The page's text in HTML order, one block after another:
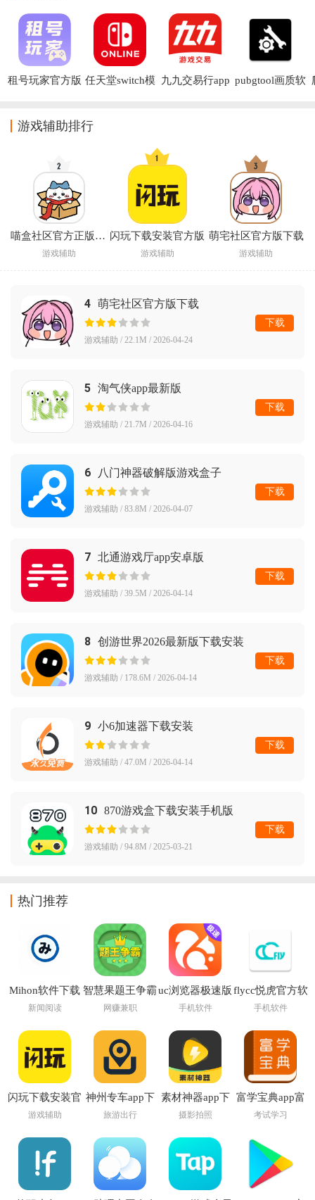
租号玩家官方版 任天堂switch模
Switch App)
九九交易行app pubgtool画质软
游戏辅助排行
喵盒社区官方正版下载
游戏辅助
闪玩下载安装官方版
游戏辅助
萌宅社区官方版下载
游戏辅助
4 萌宅社区官方版下载
游戏辅助 / 22.1M / 2026-04-24
下载
5 淘气侠app最新版
游戏辅助 / 21.7M / 2026-04-16
下载
6 八门神器破解版游戏盒子
游戏辅助 / 83.8M / 2026-04-07
下载
7 北通游戏厅app安卓版
游戏辅助 / 39.5M / 2026-04-14
下载
8 创游世界2026最新版下载安装
游戏辅助 / 178.6M / 2026-04-14
下载
9 小6加速器下载安装
游戏辅助 / 47.0M / 2026-04-14
下载
10 870游戏盒下载安装手机版
游戏辅助 / 94.8M / 2025-03-21
下载
热门推荐
Mihon软件下载
最新版
新闻阅读
智慧果题王争霸
app
网赚兼职
uc浏览器极速版
app下载安装
手机软件
flycc悦虎官方软
件下载
手机软件
闪玩下载安装官
方版
游戏辅助
神州专车app下
载安装
旅游出行
素材神器app下
载
摄影拍照
富学宝典app富
士康官方下载安
考试学习